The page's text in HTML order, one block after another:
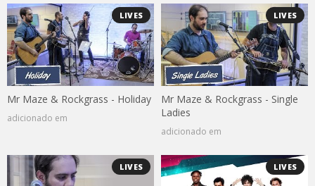
LIVES
Mr Maze & Rockgrass - Holiday
adicionado em
LIVES
Mr Maze & Rockgrass - Single
Ladies
adicionado em
LIVES LIVES